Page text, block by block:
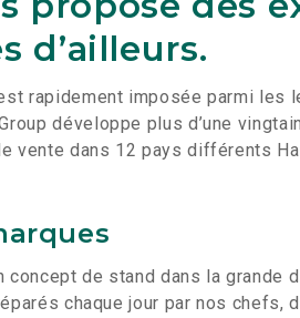
d’ailleurs.
rapidement imposée parmi les
développe plus d’une
vente dans 12 pays différents
de stand dans la grande
chaque jour par nos chefs,